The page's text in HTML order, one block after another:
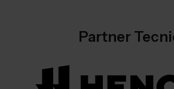
Partner